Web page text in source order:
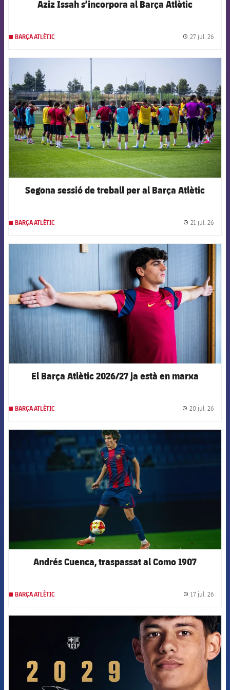
Aziz Issah s’incorpora al Barça Atlètic
BARÇA ATLÈTIC 27 jul. 26
Segona sessió de treball per al Barça Atlètic
BARÇA ATLÈTIC 21 jul. 26
FCB Barcelona badge
El Barça Atlètic 2026/27 ja està en marxa
BARÇA ATLÈTIC 20 jul. 26
FCB Barcelona badge
Andrés Cuenca, traspassat al Como 1907
BARÇA ATLÈTIC 17 jul. 26
FCB Barcelona badge